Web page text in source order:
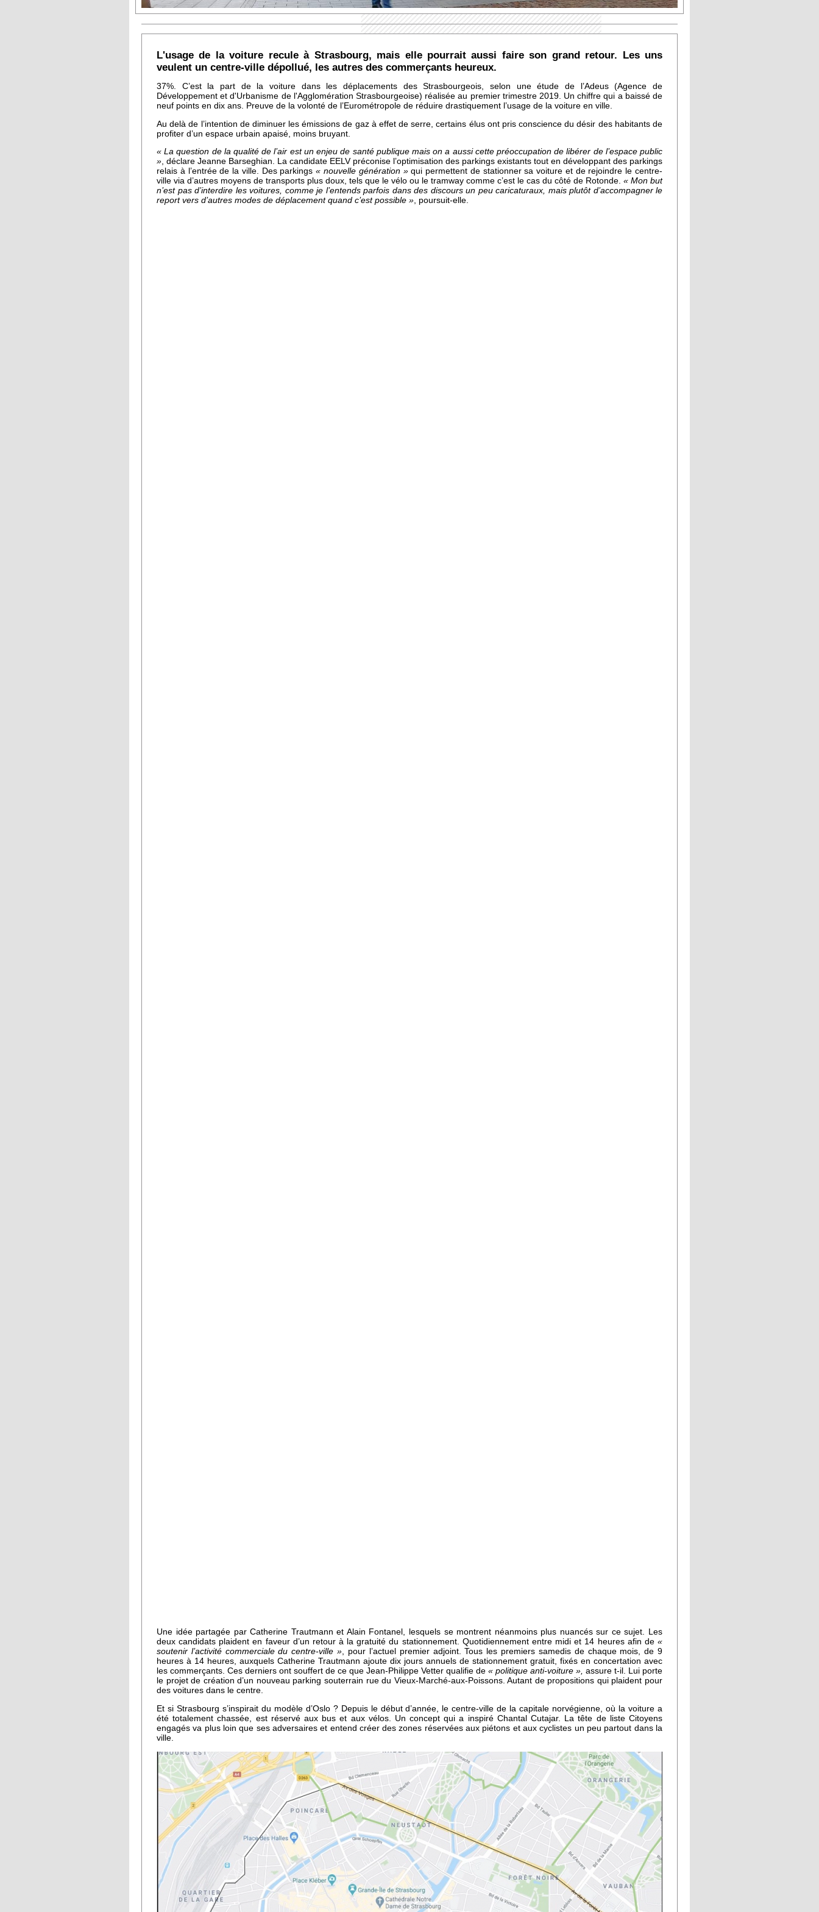
L'usage de la voiture recule à Strasbourg, mais elle pourrait aussi faire son grand retour. Les uns
veulent un centre-ville dépollué, les autres des commerçants heureux.
37%. C’est la part de la voiture dans les déplacements des Strasbourgeois, selon une étude de l’Adeus (Agence de
Développement et d'Urbanisme de l'Agglomération Strasbourgeoise) réalisée au premier trimestre 2019. Un chiffre qui a baissé de
neuf points en dix ans. Preuve de la volonté de l’Eurométropole de réduire drastiquement l’usage de la voiture en ville.
Au delà de l’intention de diminuer les émissions de gaz à effet de serre, certains élus ont pris conscience du désir des habitants de
profiter d’un espace urbain apaisé, moins bruyant.
« La question de la qualité de l’air est un enjeu de santé publique mais on a aussi cette préoccupation de libérer de l’espace public
», déclare Jeanne Barseghian. La candidate EELV préconise l’optimisation des parkings existants tout en développant des parkings
relais à l’entrée de la ville. Des parkings« nouvelle génération »qui permettent de stationner sa voiture et de rejoindre le centre-
ville via d’autres moyens de transports plus doux, tels que le vélo ou le tramway comme c’est le cas du côté de Rotonde. « Mon but
n’est pas d’interdire les voitures, comme je l’entends parfois dans des discours un peu caricaturaux, mais plutôt d’accompagner le
report vers d’autres modes de déplacement quand c’est possible », poursuit-elle.
Une idée partagée par Catherine Trautmann et Alain Fontanel, lesquels se montrent néanmoins plus nuancés sur ce sujet. Les
deux candidats plaident en faveur d’un retour à la gratuité du stationnement. Quotidiennement entre midi et 14 heures afin de «
soutenir l’activité commerciale du centre-ville » , pour l’actuel premier adjoint. Tous les premiers samedis de chaque mois, de 9
heures à 14 heures, auxquels Catherine Trautmann ajoute dix jours annuels de stationnement gratuit, fixés en concertation avec
les commerçants. Ces derniers ont souffert de ce que Jean-Philippe Vetter qualifie de « politique anti-voiture », assure t-il. Lui porte
le projet de création d’un nouveau parking souterrain rue du Vieux-Marché-aux-Poissons. Autant de propositions qui plaident pour
des voitures dans le centre.
Et si Strasbourg s’inspirait du modèle d’Oslo ? Depuis le début d’année, le centre-ville de la capitale norvégienne, où la voiture a
été totalement chassée, est réservé aux bus et aux vélos. Un concept qui a inspiré Chantal Cutajar. La tête de liste Citoyens
engagés va plus loin que ses adversaires et entend créer des zones réservées aux piétons et aux cyclistes un peu partout dans la
ville.